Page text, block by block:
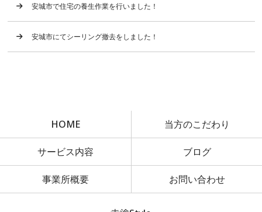
安城市で住宅の養生作業を行いました！
安城市にてシーリング撤去をしました！
HOME 当方のこだわり
サービス内容 ブログ
事業所概要 お問い合わせ